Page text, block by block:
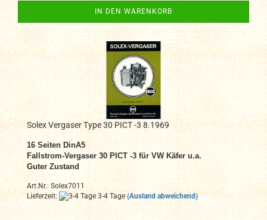
IN DEN WARENKORB
Solex Vergaser Type 30 PICT -3 8.1969
16 Seiten DinA5
Fallstrom-Vergaser 30 PICT -3 für VW Käfer u.a.
Guter Zustand
Art.Nr.: Solex7011
Lieferzeit:
3-4 Tage (Ausland abweichend)